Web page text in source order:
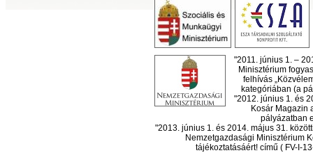
"2011. június 1. –
Minisztérium
felhívás
kategóriában (a
"2012. június 1. és
Kosár Magazin
pályázatban
"2013. június 1. és 2014. május 31.
Nemzetgazdasági Minisztérium
tájékoztatásáért! című ( FV-I-